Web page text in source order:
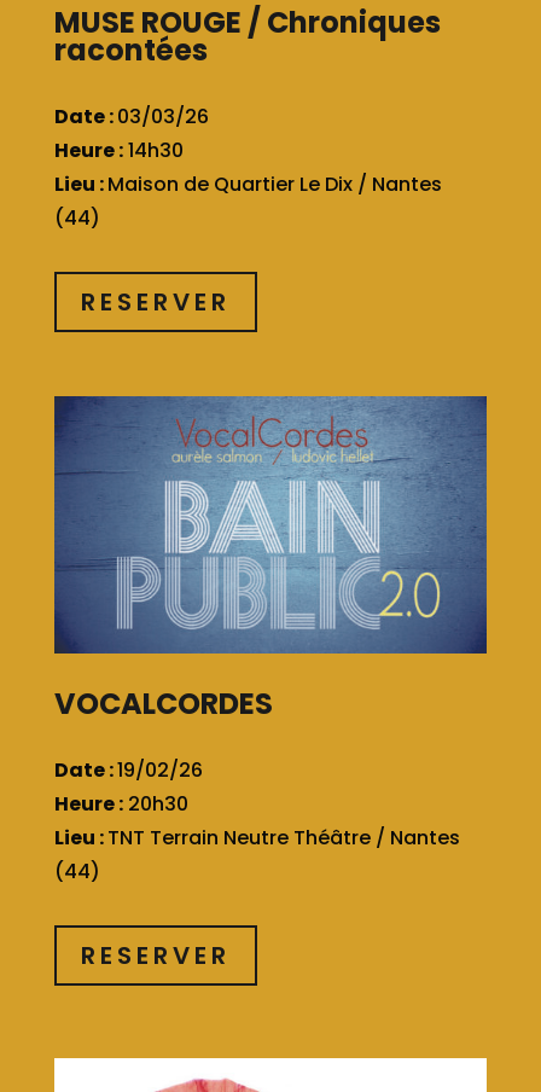
MUSE ROUGE / Chroniques
racontées
Date :03/03/26
Heure :14h30
Lieu :Maison de Quartier Le Dix / Nantes
(44)
RESERVER
VOCALCORDES
Date :19/02/26
Heure :20h30
Lieu :TNT Terrain Neutre Théâtre / Nantes
(44)
RESERVER